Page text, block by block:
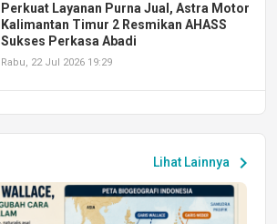
Perkuat Layanan Purna Jual, Astra Motor
Kalimantan Timur 2 Resmikan AHASS
Sukses Perkasa Abadi
Rabu, 22 Jul 2026 19:29
Peluang Kerja dan Magang
Jumat, 17 Jul 2026 22:30
Lihat Lainnya chevron_right